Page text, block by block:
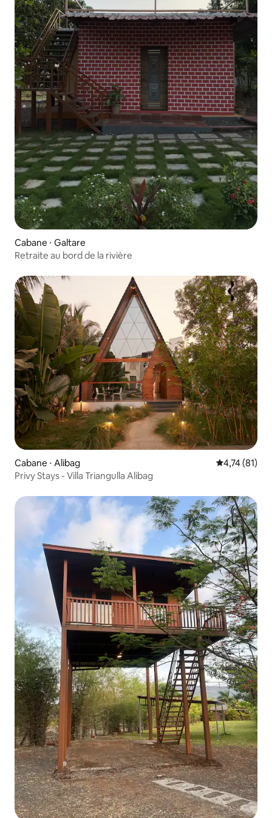
Cabane ⋅ Galtare
Retraite au bord de la rivière
Cabane ⋅ Alibag Évaluation
4,74 (81)
Privy Stays - Villa Triangulla Alibag